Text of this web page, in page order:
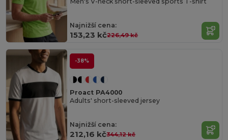
Najnižší cena:
153,23 kč226,49 kč
-38%
Proact PA4000
Adults' short-sleeved jersey
Najnižší cena:
212,16 kč344,12 kč